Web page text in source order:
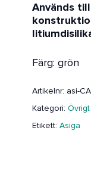
Används
Färg: grön
Artikelnr: asi-
Kategori: Övrigt
Etikett: Asiga